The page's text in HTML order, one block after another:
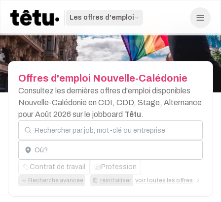
Les offres d'emploi
Offres d'emploi Nouvelle-Calédonie
Consultez les dernières offres d'emploi disponibles
Nouvelle-Calédonie en CDI, CDD, Stage, Alternance
pour Août 2026 sur le jobboard Têtu.
Rechercher par job, mot-clé ou entreprise
Localisation
Contrat de travail Profession
Recherche avancée réinitialiser voir toutes les offres